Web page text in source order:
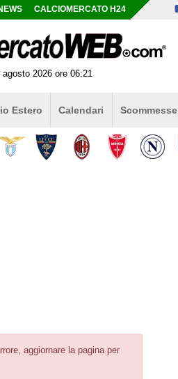
aggiornare la pagina per
CALCIOMERCATO H24
2026 ore 06:21
Estero Calendari Scommesse